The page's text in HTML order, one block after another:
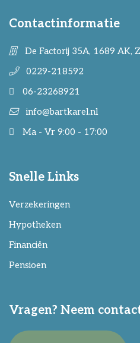
Contactinformatie
De Factorij 35A, 1689 AK,
0229-218592
06-23268921
info@bartkarel.nl
Ma - Vr 9:00 - 17:00
Snelle Links
Verzekeringen
Hypotheken
Financiën
Pensioen
Vragen? Neem